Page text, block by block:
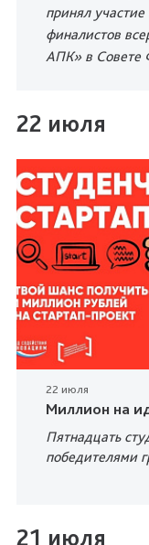
принял
финалистов
АПК» в Совете
22 июля
22 июля
Миллион на
Пятнадцать
победителями
21 июля